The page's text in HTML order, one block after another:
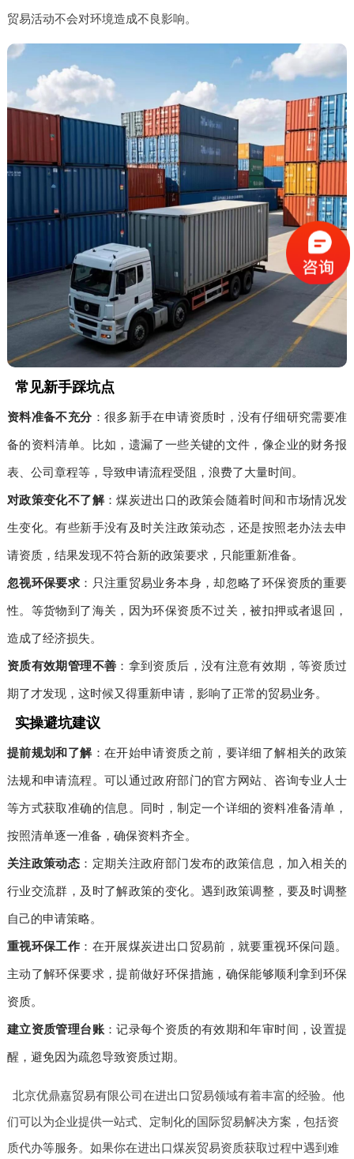
贸易活动不会对环境造成不良影响。
常见新手踩坑点
资料准备不充分：很多新手在申请资质时，没有仔细研究需要准
备的资料清单。比如，遗漏了一些关键的文件，像企业的财务报
表、公司章程等，导致申请流程受阻，浪费了大量时间。
对政策变化不了解：煤炭进出口的政策会随着时间和市场情况发
生变化。有些新手没有及时关注政策动态，还是按照老办法去申
请资质，结果发现不符合新的政策要求，只能重新准备。
忽视环保要求 ：只注重贸易业务本身，却忽略了环保资质的重要
性。等货物到了海关，因为环保资质不过关，被扣押或者退回，
造成了经济损失。
资质有效期管理不善 ：拿到资质后，没有注意有效期，等资质过
期了才发现，这时候又得重新申请，影响了正常的贸易业务。
实操避坑建议
提前规划和了解：在开始申请资质之前，要详细了解相关的政策
法规和申请流程。可以通过政府部门的官方网站、咨询专业人士
等方式获取准确的信息。同时，制定一个详细的资料准备清单，
按照清单逐一准备，确保资料齐全。
关注政策动态 ：定期关注政府部门发布的政策信息，加入相关的
行业交流群，及时了解政策的变化。遇到政策调整，要及时调整
自己的申请策略。
重视环保工作 ：在开展煤炭进出口贸易前，就要重视环保问题。
主动了解环保要求，提前做好环保措施，确保能够顺利拿到环保
资质。
建立资质管理台账：记录每个资质的有效期和年审时间，设置提
醒，避免因为疏忽导致资质过期。
北京优鼎嘉贸易有限公司在进出口贸易领域有着丰富的经验。他
们可以为企业提供一站式、定制化的国际贸易解决方案，包括资
质代办等服务。如果你在进出口煤炭贸易资质获取过程中遇到难